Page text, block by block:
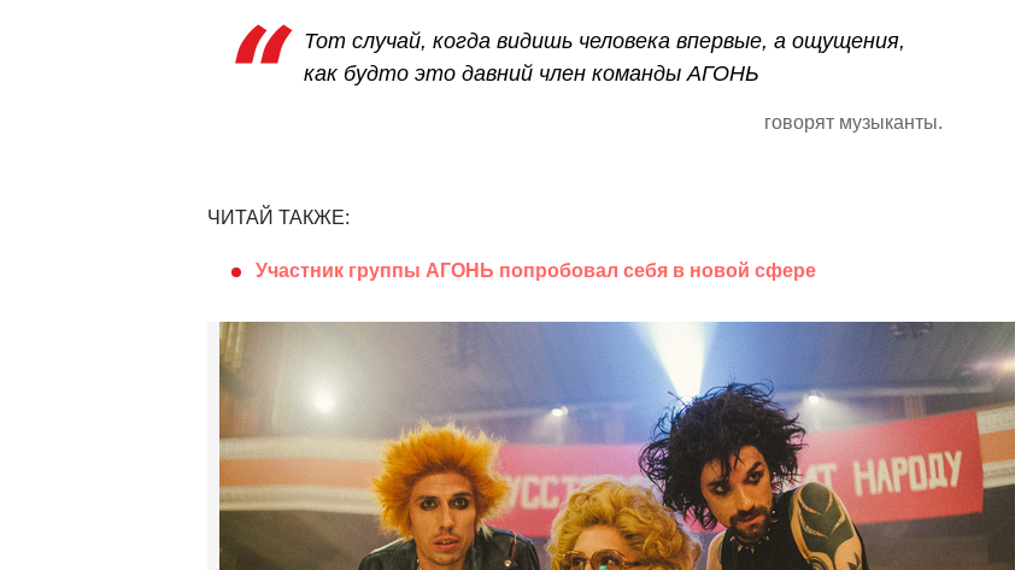
Тот случай, когда видишь человека впервые, а ощущения,
как будто это давний член команды АГОНЬ
говорят музыканты.
ЧИТАЙ ТАКЖЕ:
Участник группы АГОНЬ попробовал себя в новой сфере